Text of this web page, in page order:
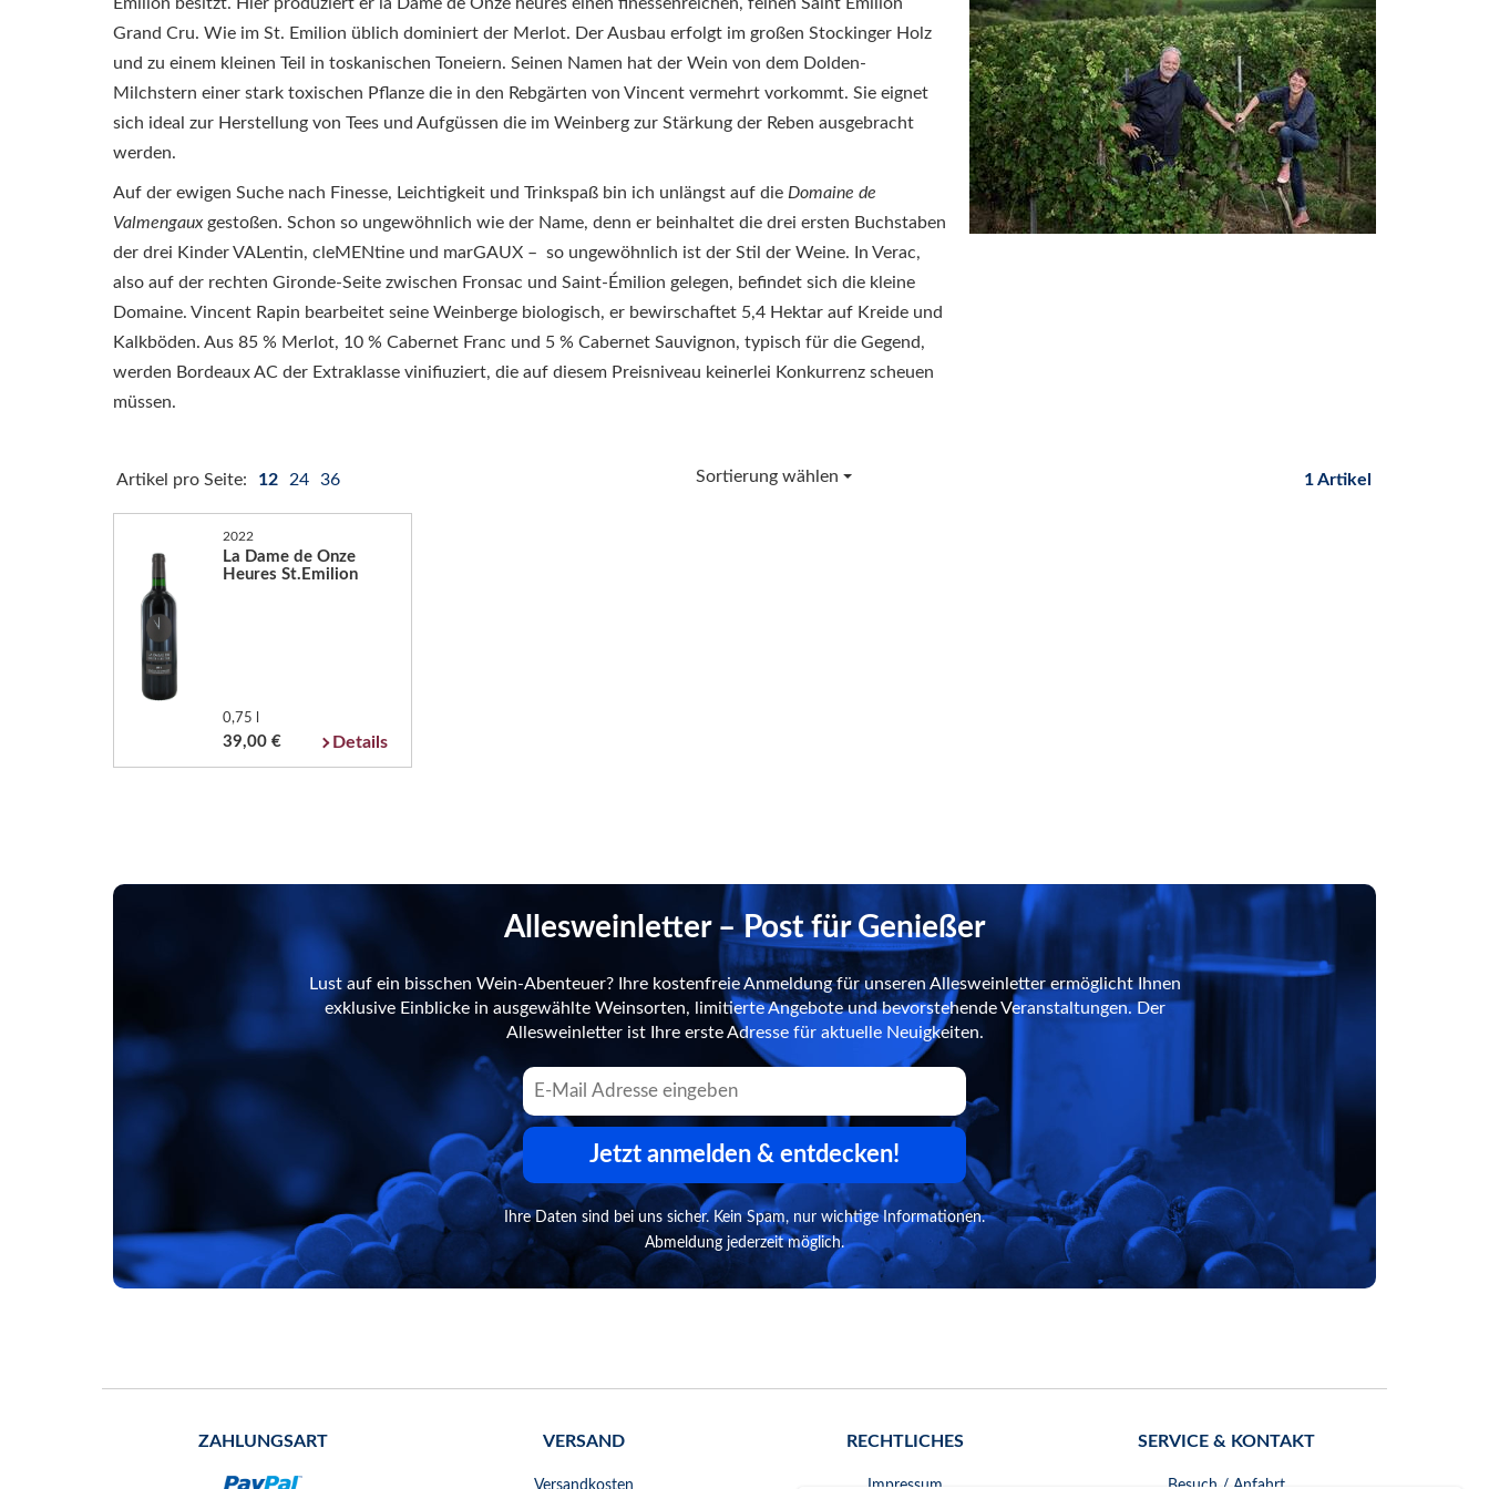
Grand Cru. Wie im St. Emilion üblich dominiert der Merlot. Der Ausbau erfolgt im großen Stockinger Holz
und zu einem kleinen Teil in toskanischen Toneiern. Seinen Namen hat der Wein von dem Dolden-
Milchstern einer stark toxischen Pflanze die in den Rebgärten von Vincent vermehrt vorkommt. Sie eignet
sich ideal zur Herstellung von Tees und Aufgüssen die im Weinberg zur Stärkung der Reben ausgebracht
werden.
Auf der ewigen Suche nach Finesse, Leichtigkeit und Trinkspaß bin ich unlängst auf die Domaine de
Valmengauxgestoßen. Schon so ungewöhnlich wie der Name, denn er beinhaltet die drei ersten Buchstaben
der drei Kinder VALentin, cleMENtine und marGAUX – so ungewöhnlich ist der Stil der Weine. In Verac,
also auf der rechten Gironde-Seite zwischen Fronsac und Saint-Émilion gelegen, befindet sich die kleine
Domaine. Vincent Rapin bearbeitet seine Weinberge biologisch, er bewirschaftet 5,4 Hektar auf Kreide und
Kalkböden. Aus 85 % Merlot, 10 % Cabernet Franc und 5 % Cabernet Sauvignon, typisch für die Gegend,
werden Bordeaux AC der Extraklasse vinifiuziert, die auf diesem Preisniveau keinerlei Konkurrenz scheuen
müssen.
Artikel pro Seite: 12 24 36 Sortierung wählen 1 Artikel
2022
La Dame de Onze
Heures St.Emilion
0,75 l
39,00 € Details
Allesweinletter – Post für Genießer
Lust auf ein bisschen Wein-Abenteuer? Ihre kostenfreie Anmeldung für unseren Allesweinletter ermöglicht Ihnen
exklusive Einblicke in ausgewählte Weinsorten, limitierte Angebote und bevorstehende Veranstaltungen. Der
Allesweinletter ist Ihre erste Adresse für aktuelle Neuigkeiten.
Jetzt anmelden & entdecken!
Ihre Daten sind bei uns sicher. Kein Spam, nur wichtige Informationen.
Abmeldung jederzeit möglich.
ZAHLUNGSART VERSAND
Versandkosten
RECHTLICHES
Impressum
SERVICE & KONTAKT
Besuch / Anfahrt